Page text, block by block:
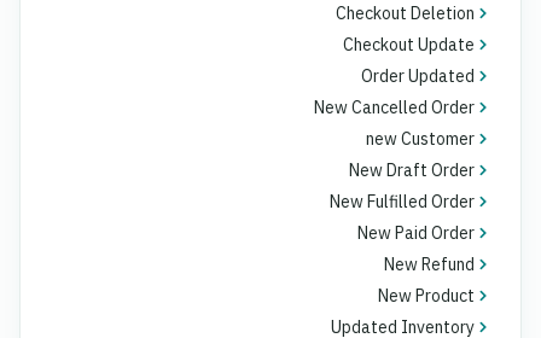
Checkout Deletion
Checkout Update
Order Updated
New Cancelled Order
new Customer
New Draft Order
New Fulfilled Order
New Paid Order
New Refund
New Product
Updated Inventory